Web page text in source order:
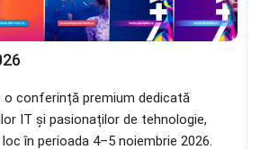
o conferință premium dedicată
IT și pasionaților de tehnologie,
în perioada 4–5 noiembrie 2026.